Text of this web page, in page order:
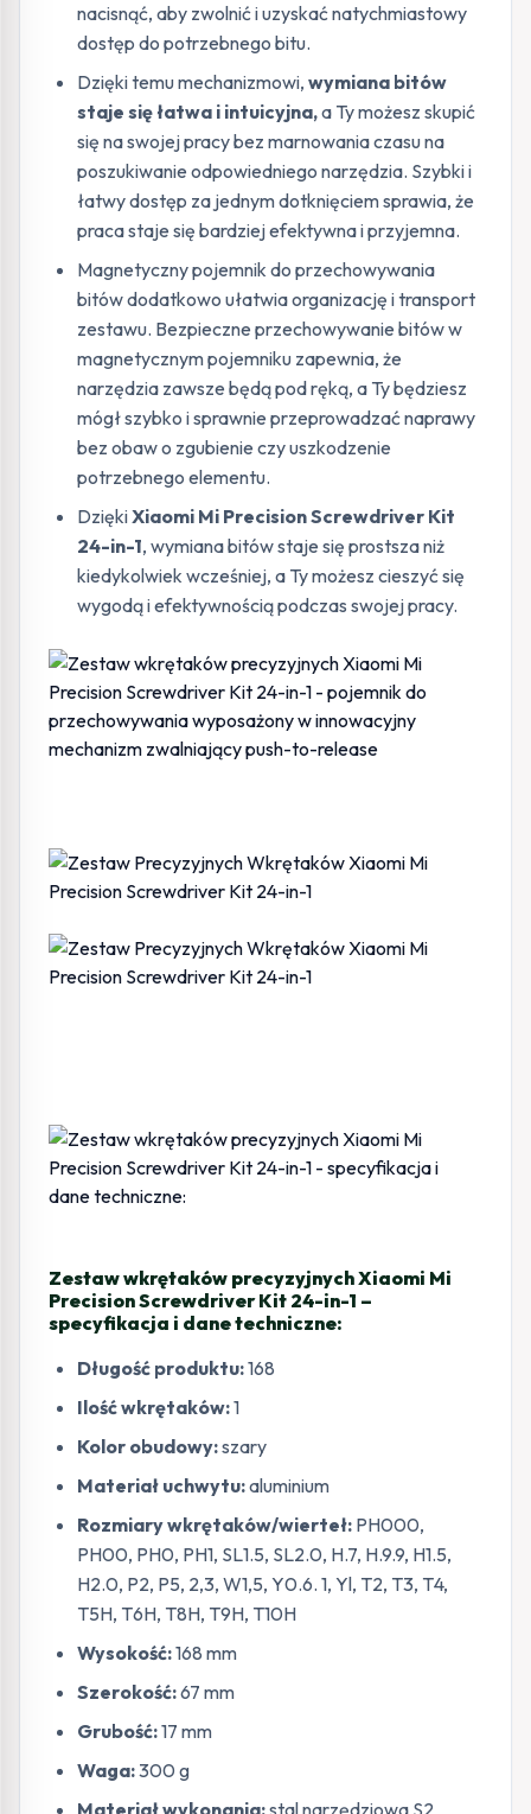
nacisnąć, aby zwolnić i uzyskać natychmiastowy
dostęp do potrzebnego bitu.
Dzięki temu mechanizmowi, wymiana bitów
staje się łatwa i intuicyjna,a Ty możesz skupić
się na swojej pracy bez marnowania czasu na
poszukiwanie odpowiedniego narzędzia. Szybki i
łatwy dostęp za jednym dotknięciem sprawia, że
praca staje się bardziej efektywna i przyjemna.
Magnetyczny pojemnik do przechowywania
bitów dodatkowo ułatwia organizację i transport
zestawu. Bezpieczne przechowywanie bitów w
magnetycznym pojemniku zapewnia, że
narzędzia zawsze będą pod ręką, a Ty będziesz
mógł szybko i sprawnie przeprowadzać naprawy
bez obaw o zgubienie czy uszkodzenie
potrzebnego elementu.
DziękiXiaomi Mi Precision Screwdriver Kit
24-in-1, wymiana bitów staje się prostsza niż
kiedykolwiek wcześniej, a Ty możesz cieszyć się
wygodą i efektywnością podczas swojej pracy.
Zestaw wkrętaków precyzyjnych Xiaomi Mi
Precision Screwdriver Kit 24-in-1 –
specyfikacja i dane techniczne:
Długość produktu:168
Ilość wkrętaków:1
Kolor obudowy:szary
Materiał uchwytu:aluminium
Rozmiary wkrętaków/wierteł: PH000,
PH00, PH0, PH1, SL1.5, SL2.0, H.7, H.9.9, H1.5,
H2.0, P2, P5, 2,3, W1,5, Y0.6. 1, Yl, T2, T3, T4,
T5H, T6H, T8H, T9H, T10H
Wysokość:168 mm
Szerokość:67 mm
Grubość:17 mm
Waga:300 g
Materiał wykonania:stal narzędziowa S2